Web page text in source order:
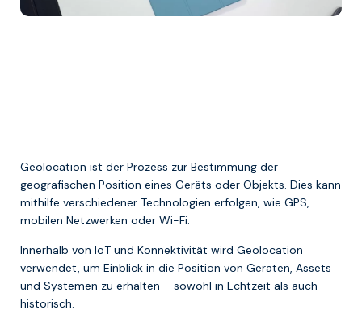
Geolocation ist der Prozess zur Bestimmung der
geografischen Position eines Geräts oder Objekts. Dies kann
mithilfe verschiedener Technologien erfolgen, wie GPS,
mobilen Netzwerken oder Wi-Fi.
Innerhalb von IoT und Konnektivität wird Geolocation
verwendet, um Einblick in die Position von Geräten, Assets
und Systemen zu erhalten – sowohl in Echtzeit als auch
historisch.